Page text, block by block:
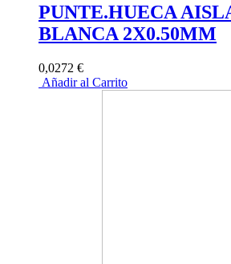
PUNTE.HUECA
BLANCA 2X0.50MM
0,0272 €
Añadir al Carrito